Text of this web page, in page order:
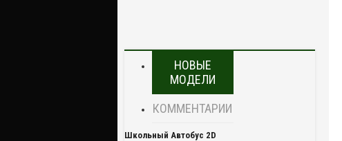
НОВЫЕ
МОДЕЛИ
КОММЕНТАРИИ
Школьный Автобус 2D